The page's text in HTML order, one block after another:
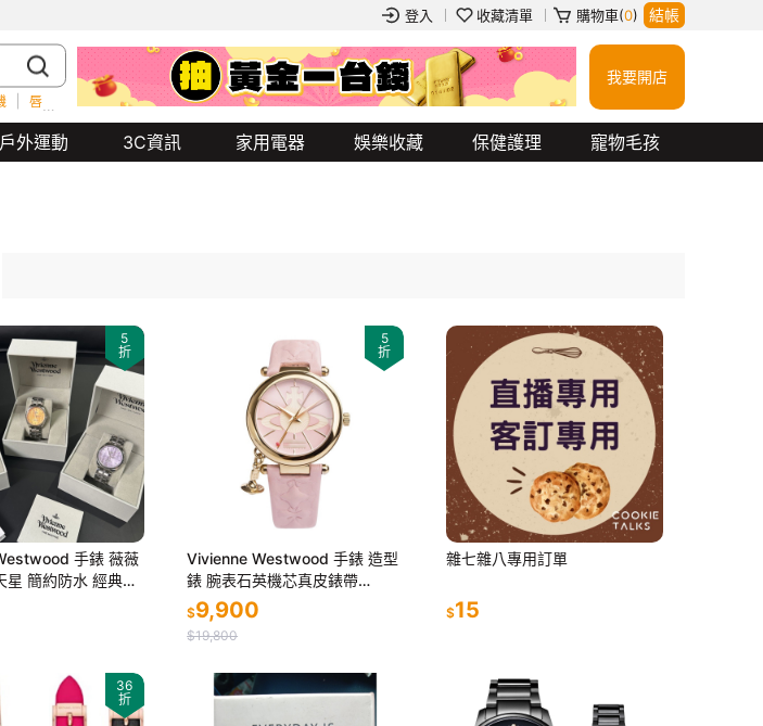
登入 收藏清單 購物車(0) 結帳
唇膏 餐券 瑜珈墊 水壺 雨衣 衝鋒外套 玻璃杯 餐券 行動電源 吉伊卡哇
我要開店
戶外運動 3C資訊 家用電器 娛樂收藏 保健護理 寵物毛孩
5
折
手錶 薇薇
星 簡約防水 經典土
盤手錶全三色可選
5
折
Vivienne Westwood 手錶 造型
錶 腕表石英機芯真皮錶帶
32mm白色盤女表時尚土星元素
吊墜生活防水
$9,900
$19,800
雜七雜八專用訂單
$15
36
折